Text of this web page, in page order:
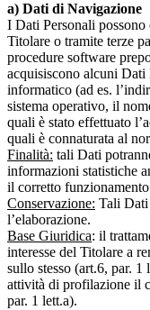
a) Dati di Navigazione
I Dati Personali
Titolare o tramite terze
procedure software
acquisiscono alcuni
informatico (ad es.
sistema operativo, il
quali è stato effettuato
quali è connaturata al
Finalità: tali Dati
informazioni statistiche
il corretto
Conservazione: Tali Dati
l’elaborazione.
Base Giuridica: il
interesse del Titolare a
sullo stesso (art.6, par.
attività di profilazione il
par. 1 lett.a).